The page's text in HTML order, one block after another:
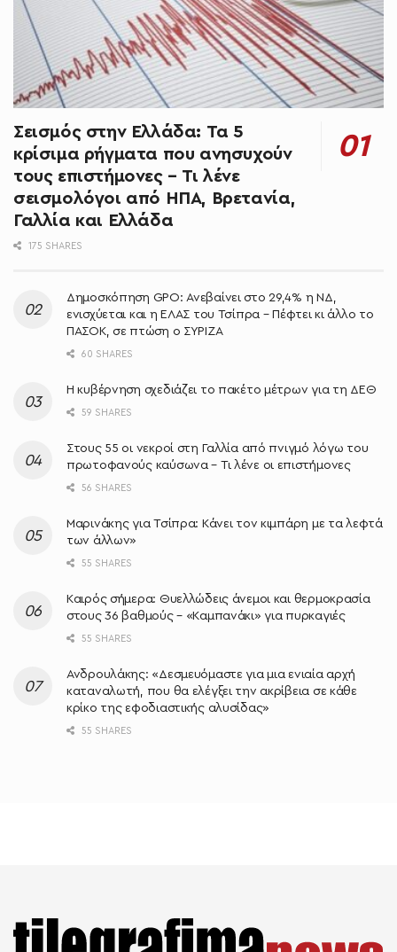
Σεισμός στην Ελλάδα: Τα 5
κρίσιμα ρήγματα που ανησυχούν
τους επιστήμονες – Τι λένε
σεισμολόγοι από ΗΠΑ, Βρετανία,
Γαλλία και Ελλάδα
175 SHARES
Δημοσκόπηση GPO: Ανεβαίνει στο 29,4% η ΝΔ,
ενισχύεται και η ΕΛΑΣ του Τσίπρα – Πέφτει κι άλλο το
ΠΑΣΟΚ, σε πτώση ο ΣΥΡΙΖΑ
60 SHARES
Η κυβέρνηση σχεδιάζει το πακέτο μέτρων για τη ΔΕΘ
59 SHARES
Στους 55 οι νεκροί στη Γαλλία από πνιγμό λόγω του
πρωτοφανούς καύσωνα – Τι λένε οι επιστήμονες
56 SHARES
Μαρινάκης για Τσίπρα: Κάνει τον κιμπάρη με τα λεφτά
των άλλων»
55 SHARES
Καιρός σήμερα: Θυελλώδεις άνεμοι και θερμοκρασία
στους 36 βαθμούς – «Καμπανάκι» για πυρκαγιές
55 SHARES
Ανδρουλάκης: «Δεσμευόμαστε για μια ενιαία αρχή
καταναλωτή, που θα ελέγξει την ακρίβεια σε κάθε
κρίκο της εφοδιαστικής αλυσίδας»
55 SHARES